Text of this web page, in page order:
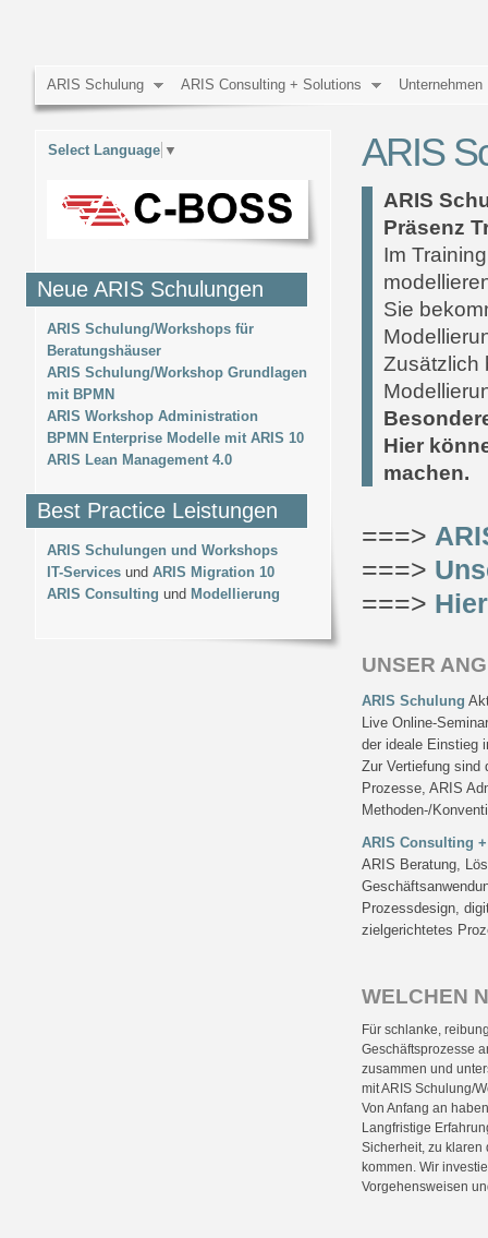
ARIS Schulung ARIS Consulting + Solutions Unternehmen
ARIS
ARIS
Präsenz
Im
Sie
Zusätzlich
Hier
machen.
===>
===>
===>
UNSER
ARIS Schulung
Live Online-
der ideale Einstieg
Zur Vertiefung sind
Prozesse, ARIS
Methoden-/
ARIS Consulting
ARIS Beratung,
Prozessdesign,
zielgerichtetes
WELCHEN
Für schlanke,
Geschäftsprozesse
zusammen und
mit ARIS Schulung/
Von Anfang an
Langfristige
Sicherheit, zu klaren
kommen. Wir
Vorgehensweisen
Select Language ▼
Neue ARIS Schulungen
ARIS Schulung/Workshops für
Beratungshäuser
ARIS Schulung/Workshop Grundlagen
mit BPMN
ARIS Workshop Administration
BPMN Enterprise Modelle mit ARIS 10
ARIS Lean Management 4.0
Best Practice Leistungen
ARIS Schulungen und Workshops
IT-Services und ARIS Migration 10
ARIS Consulting und Modellierung